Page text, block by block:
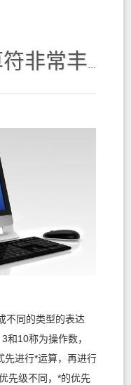
不同的类型的表达式
不同的类型的表达
和10称为操作数，
先进行*运算，再进行
先级不同，*的优先